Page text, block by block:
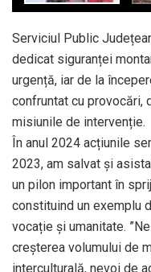
Serviciul Public
dedicat siguranței
urgență, iar de la
confruntat cu provocări,
misiunile de intervenție.
În anul 2024 acțiunile
2023, am salvat și
un pilon important în
constituind un exemplu
vocație și umanitate.
creșterea volumului de
interculturală, nevoi de